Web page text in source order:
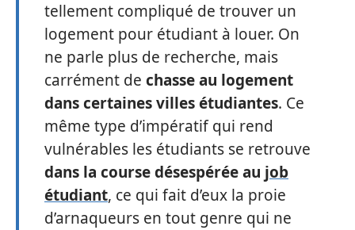
tellement compliqué de trouver un
logement pour étudiant à louer. On
ne parle plus de recherche, mais
carrément de chasse au logement
dans certaines villes étudiantes. Ce
même type d’impératif qui rend
vulnérables les étudiants se retrouve
dans la course désespérée au job
étudiant, ce qui fait d’eux la proie
d’arnaqueurs en tout genre qui ne